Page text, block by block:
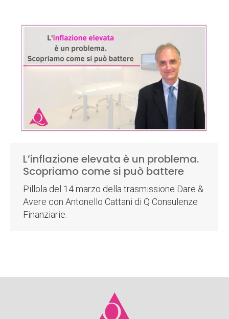
L’inflazione elevata è un problema.
Scopriamo come si può battere
Pillola del 14 marzo della trasmissione Dare &
Avere con Antonello Cattani di Q Consulenze
Finanziarie.